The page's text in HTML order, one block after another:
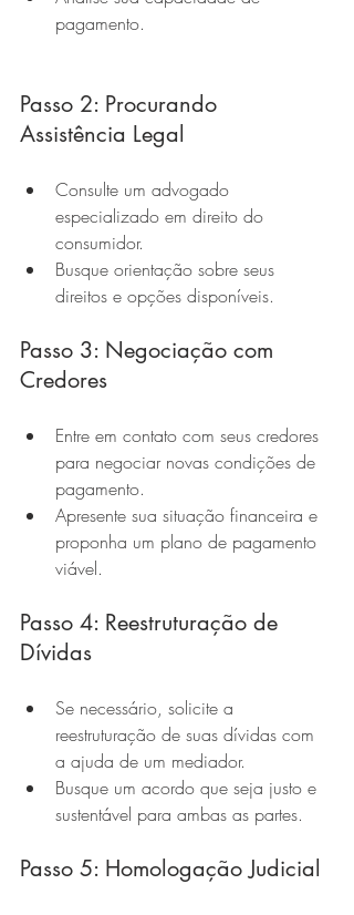
pagamento.
Passo 2: Procurando
Assistência Legal
Consulte um advogado
especializado em direito do
consumidor.
Busque orientação sobre seus
direitos e opções disponíveis.
Passo 3: Negociação com
Credores
Entre em contato com seus credores
para negociar novas condições de
pagamento.
Apresente sua situação financeira e
proponha um plano de pagamento
viável.
Passo 4: Reestruturação de
Dívidas
Se necessário, solicite a
reestruturação de suas dívidas com
a ajuda de um mediador.
Busque um acordo que seja justo e
sustentável para ambas as partes.
Passo 5: Homologação Judicial